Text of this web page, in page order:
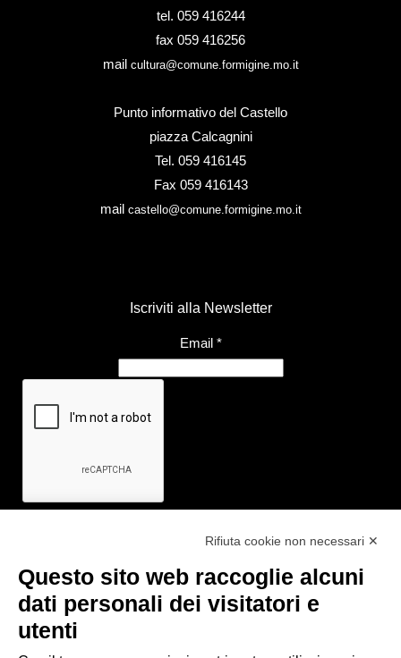
tel. 059 416244
fax 059 416256
mail cultura@comune.formigine.mo.it
Punto informativo del Castello
piazza Calcagnini
Tel. 059 416145
Fax 059 416143
mail castello@comune.formigine.mo.it
Iscriviti alla Newsletter
Email *
Link utili
- Ufficio di informazione e accoglienza turistica di Maranello, Fiorano
Rifiuta cookie non necessari ✕
Questo sito web raccoglie alcuni
dati personali dei visitatori e
utenti